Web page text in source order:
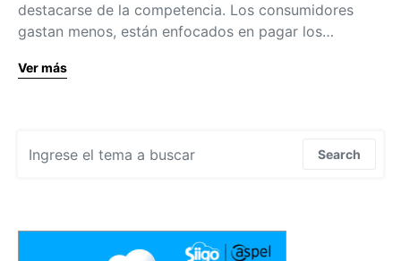
destacarse de la competencia. Los consumidores
gastan menos, están enfocados en pagar los…
Ver más
Search